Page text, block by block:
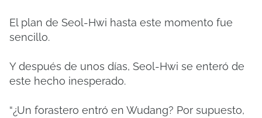
El plan de Seol-Hwi hasta este momento fue
sencillo.
Y después de unos días, Seol-Hwi se enteró de
este hecho inesperado.
“¿Un forastero entró en Wudang? Por supuesto,